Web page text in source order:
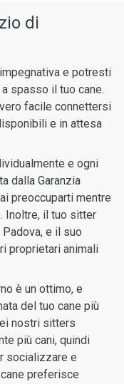
di
e potresti
spasso il tuo cane.
facile connettersi
e in attesa
e ogni
dalla Garanzia
preoccuparti mentre
Inoltre, il tuo sitter
e il suo
proprietari animali
è un ottimo, e
del tuo cane più
nostri sitters
più cani, quindi
socializzare e
preferisce